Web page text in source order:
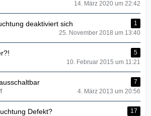
14. März 2020 um 22:42
deaktiviert sich
1
25. November 2018 um 13:40
5
10. Februar 2015 um 11:21
7
4. März 2013 um 20:56
Defekt?
17